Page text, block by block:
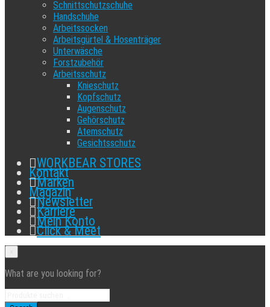
Schnittschutzschuhe
Handschuhe
Arbeitssocken
Arbeitsgürtel & Hosenträger
Unterwäsche
Forstzubehör
Arbeitsschutz
Knieschutz
Kopfschutz
Augenschutz
Gehörschutz
Atemschutz
Gesichtsschutz
WORKBEAR STORES
Kontakt
Marken
Magazin
Newsletter
Karriere
Mein Konto
Click & Meet
What are you looking for?